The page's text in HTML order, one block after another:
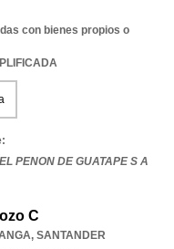
con bienes propios o
PENON DE GUATAPE S A
C
, SANTANDER